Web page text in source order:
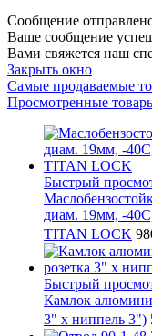
Сообщение
Ваше сообщение
Вами свяжется наш
Закрыть окно
Самые продаваемые
Просмотренные
Быстрый
диам. 19мм, -
TITAN LOCK
Быстрый
Камлок
3" х ниппель 3")